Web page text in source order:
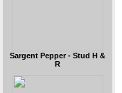
Sargent Pepper - Stud H &
R